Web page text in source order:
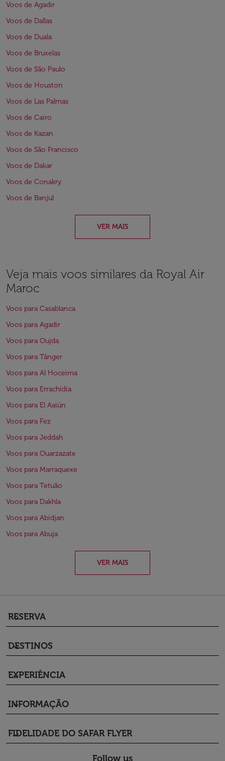
Voos de Agadir
Voos de Dallas
Voos de Duala
Voos de Bruxelas
Voos de São Paulo
Voos de Houston
Voos de Las Palmas
Voos de Cairo
Voos de Kazan
Voos de São Francisco
Voos de Dakar
Voos de Conakry
Voos de Banjul
VER MAIS
Veja mais voos similares da Royal Air
Maroc
Voos para Casablanca
Voos para Agadir
Voos para Oujda
Voos para Tânger
Voos para Al Hoceima
Voos para Errachidia
Voos para El Aaiún
Voos para Fez
Voos para Jeddah
Voos para Ouarzazate
Voos para Marraquexe
Voos para Tetuão
Voos para Dakhla
Voos para Abidjan
Voos para Abuja
VER MAIS
RESERVA
keyboard_arrow_down
DESTINOS
keyboard_arrow_down
EXPERIÊNCIA
keyboard_arrow_down
INFORMAÇÃO
keyboard_arrow_down
FIDELIDADE DO SAFAR FLYER
keyboard_arrow_down
Follow us